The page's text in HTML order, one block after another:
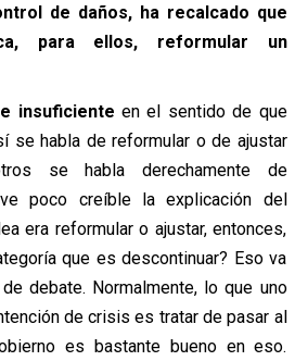
de daños, ha recalcado que
para ellos, reformular un
insuficiente en el sentido de que
se habla de reformular o de ajustar
se habla derechamente de
poco creíble la explicación del
era reformular o ajustar, entonces,
que es descontinuar? Eso va
debate. Normalmente, lo que uno
de crisis es tratar de pasar al
es bastante bueno en eso.